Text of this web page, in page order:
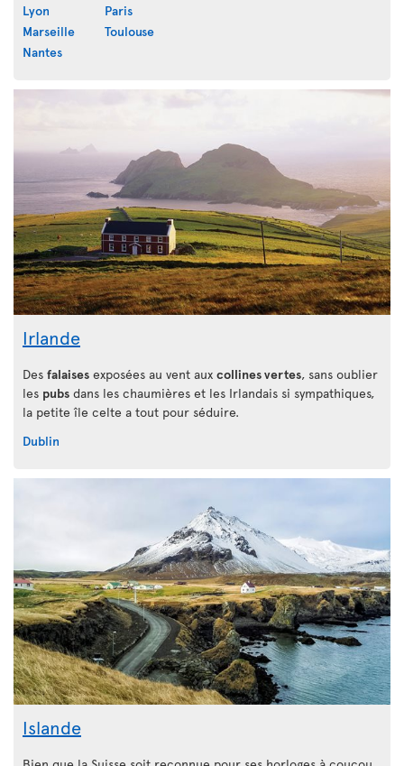
Lyon
Marseille
Nantes
Paris
Toulouse
Irlande
Des falaises exposées au vent aux collines vertes, sans oublier
les pubs dans les chaumières et les Irlandais si sympathiques,
la petite île celte a tout pour séduire.
Dublin
Islande